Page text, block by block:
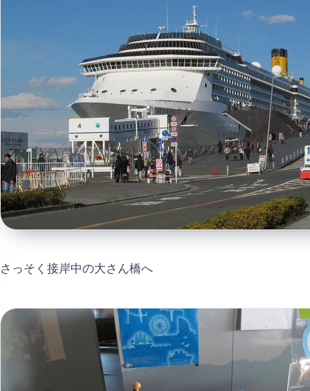
さっそく接岸中の大さん橋へ